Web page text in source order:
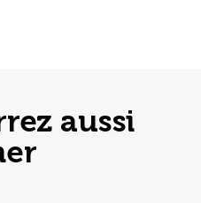
aussi